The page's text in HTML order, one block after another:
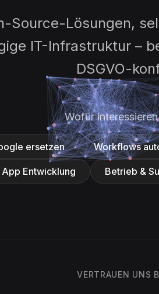
Source-Lösungen,
IT-Infrastruktur –
DSGVO-
Wofür
ersetzen Workflows
App Entwicklung Betrieb &
VERTRAUEN UNS